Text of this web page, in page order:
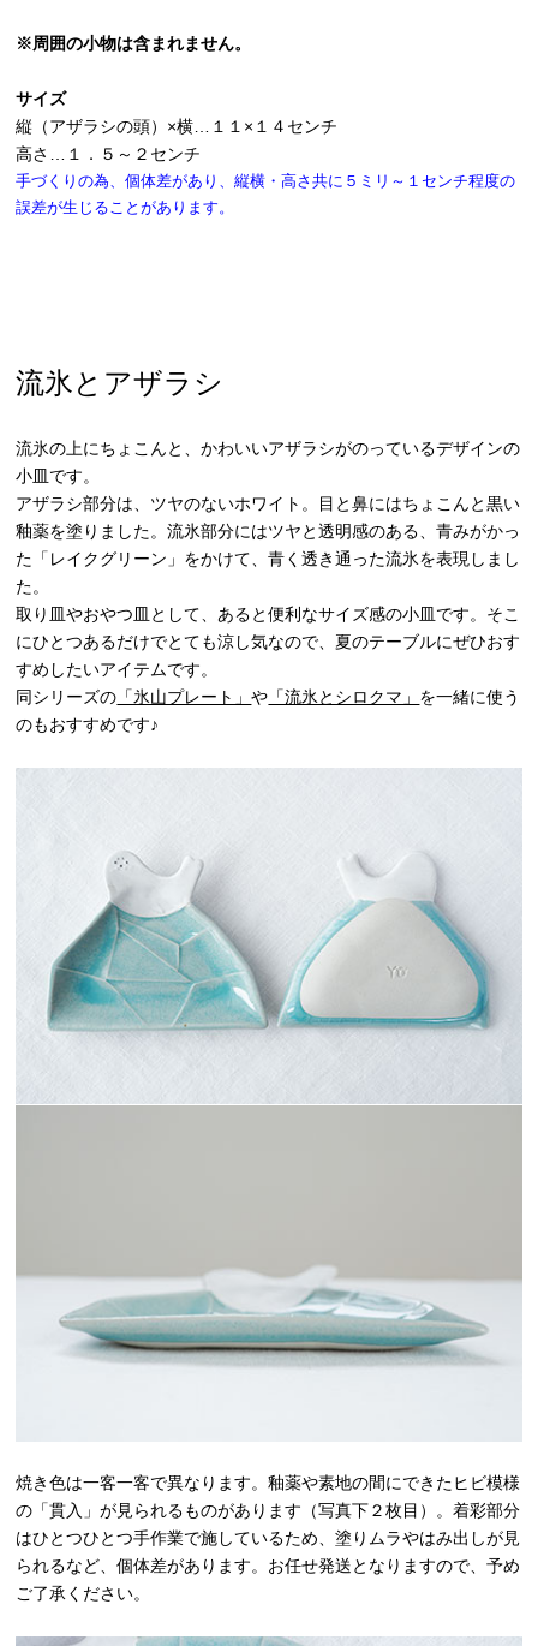
※周囲の小物は含まれません。
サイズ
縦（アザラシの頭）×横…１１×１４センチ
高さ…１．５～２センチ
手づくりの為、個体差があり、縦横・高さ共に５ミリ～１センチ程度の
誤差が生じることがあります。
流氷とアザラシ
流氷の上にちょこんと、かわいいアザラシがのっているデザインの
小皿です。
アザラシ部分は、ツヤのないホワイト。目と鼻にはちょこんと黒い
釉薬を塗りました。流氷部分にはツヤと透明感のある、青みがかっ
た「レイクグリーン」をかけて、青く透き通った流氷を表現しまし
た。
取り皿やおやつ皿として、あると便利なサイズ感の小皿です。そこ
にひとつあるだけでとても涼し気なので、夏のテーブルにぜひおす
すめしたいアイテムです。
同シリーズの 「氷山プレート」や 「流氷とシロクマ」 を一緒に使う
のもおすすめです♪
焼き色は一客一客で異なります。釉薬や素地の間にできたヒビ模様
の「貫入」が見られるものがあります（写真下２枚目）。着彩部分
はひとつひとつ手作業で施しているため、塗りムラやはみ出しが見
られるなど、個体差があります。お任せ発送となりますので、予め
ご了承ください。